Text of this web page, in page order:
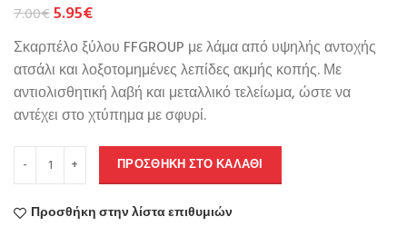
7.00€5.95€
Σκαρπέλο ξύλου FFGROUP με λάμα από υψηλής αντοχής
ατσάλι και λοξοτομημένες λεπίδες ακμής κοπής. Με
αντιολισθητική λαβή και μεταλλικό τελείωμα, ώστε να
αντέχει στο χτύπημα με σφυρί.
ΠΡΟΣΘΉΚΗ ΣΤΟ ΚΑΛΆΘΙ
Προσθήκη στην λίστα επιθυμιών